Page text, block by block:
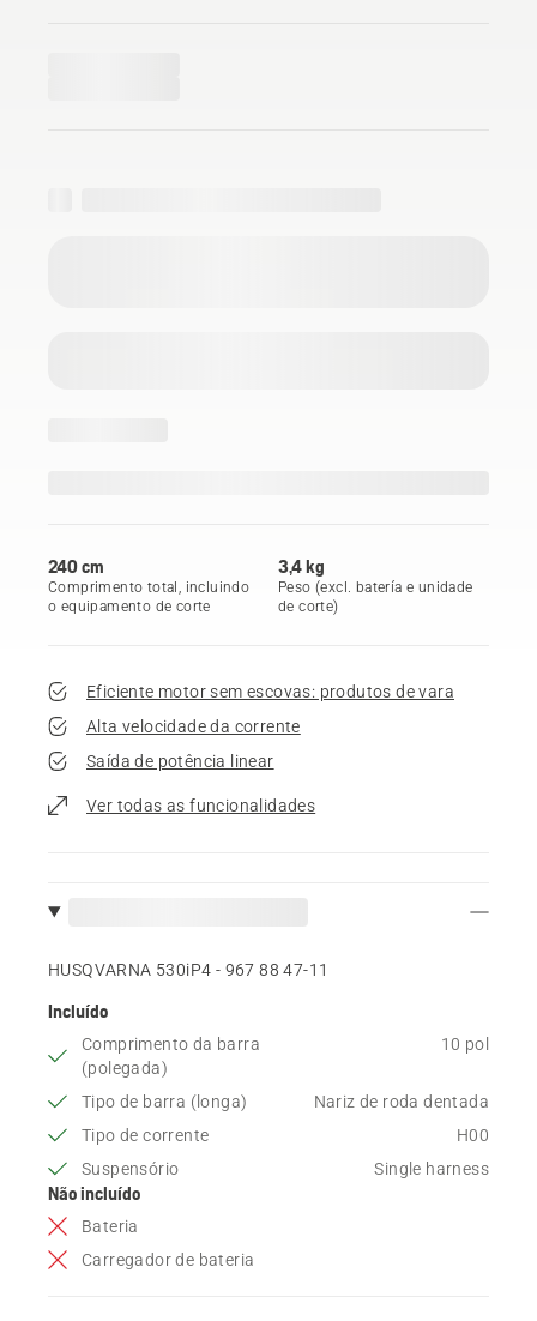
240 cm
Comprimento total, incluindo
o equipamento de corte
3,4 kg
Peso (excl. batería e unidade
de corte)
Eficiente motor sem escovas: produtos de vara
Alta velocidade da corrente
Saída de potência linear
Ver todas as funcionalidades
HUSQVARNA 530iP4 - 967 88 47‑11
Incluído
Comprimento da barra
(polegada)
10 pol
Tipo de barra (longa)
Nariz de roda dentada
Tipo de corrente
H00
Suspensório
Single harness
Não incluído
Bateria
Carregador de bateria